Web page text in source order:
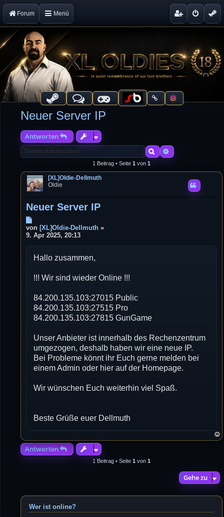
Forum Menü
Neuer Server IP
Antworten
SucheErweiterte Suche
1 Beitrag • Seite 1 von 1
[XL]Oldie-Dellmuth
Oldie
Neuer Server IP
e
i
a
von [XL]Oldie-Dellmuth »
9. Apr 2025, 20:13
Hallo zusammen,
!!! Wir sind wieder Online !!!
84.200.135.103:27015 Public
84.200.135.103:27515 Pro
84.200.135.103:27815 GunGame
Unser Anbieter ist innerhalb des Rechenzentrum
umgezogen, deshalb haben wir eine neue IP.
Bei Probleme könnt ihr Euch gerne melden bei
einem Admin oder hier auf der Homepage.
Wir wünschen Euch weiterhin viel Spaß.
Beste Grüße euer Dellmuth
Antworten
1 Beitrag • Seite 1 von 1
Gehe zu
Wer ist online?